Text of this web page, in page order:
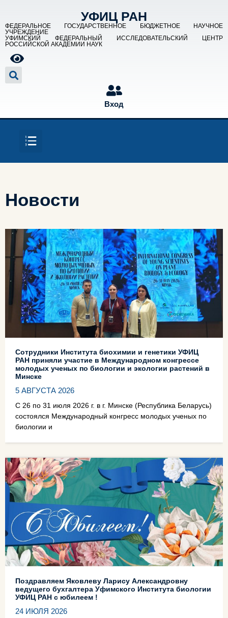
УФИЦ РАН
ФЕДЕРАЛЬНОЕ ГОСУДАРСТВЕННОЕ БЮДЖЕТНОЕ НАУЧНОЕ
УЧРЕЖДЕНИЕ
УФИМСКИЙ ФЕДЕРАЛЬНЫЙ ИССЛЕДОВАТЕЛЬСКИЙ ЦЕНТР
РОССИЙСКОЙ АКАДЕМИИ НАУК
Вход
Новости
Сотрудники Института биохимии и генетики УФИЦ
РАН приняли участие в Международном конгрессе
молодых ученых по биологии и экологии растений в
Минске
5 АВГУСТА 2026
С 26 по 31 июля 2026 г. в г. Минске (Республика Беларусь)
состоялся Международный конгресс молодых ученых по
биологии и
Поздравляем Яковлеву Ларису Александровну
ведущего бухгалтера Уфимского Института биологии
УФИЦ РАН с юбилеем !
24 ИЮЛЯ 2026